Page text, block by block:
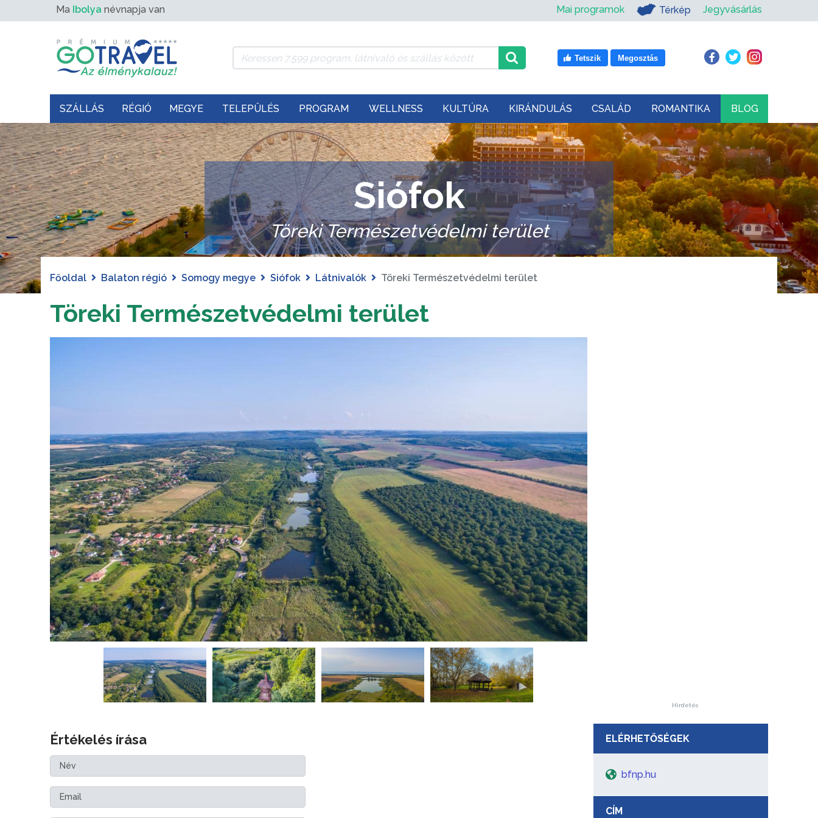
Ma Ibolya névnapja van Mai programok Térkép Jegyvásárlás
Tetszik Megosztás
SZÁLLÁS RÉGIÓ MEGYE TELEPÜLÉS PROGRAM WELLNESS KULTÚRA KIRÁNDULÁS CSALÁD ROMANTIKA BLOG
Siófok
Töreki Természetvédelmi terület
Főoldal Balaton régió Somogy megye Siófok Látnivalók Töreki Természetvédelmi terület
Töreki Természetvédelmi terület
Értékelés írása
Hirdetés
ELÉRHETŐSÉGEK
bfnp.hu
CÍM